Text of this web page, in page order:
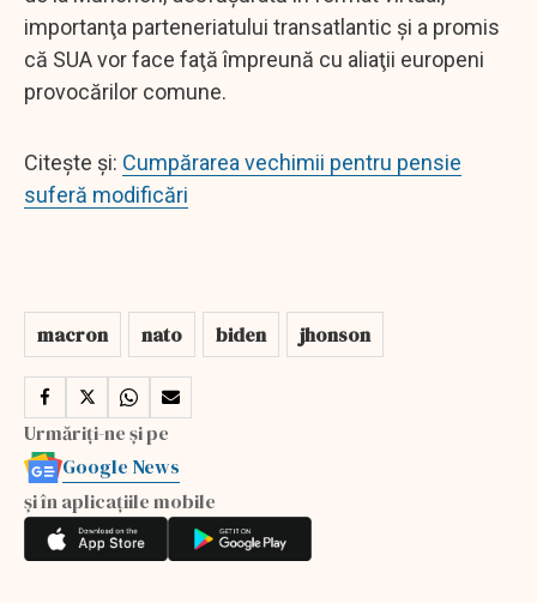
importanţa parteneriatului transatlantic şi a promis
că SUA vor face faţă împreună cu aliaţii europeni
provocărilor comune.
Citește și: Cumpărarea vechimii pentru pensie
suferă modificări
macron nato biden jhonson
Urmăriți-ne și pe
Google News
și în aplicațiile mobile